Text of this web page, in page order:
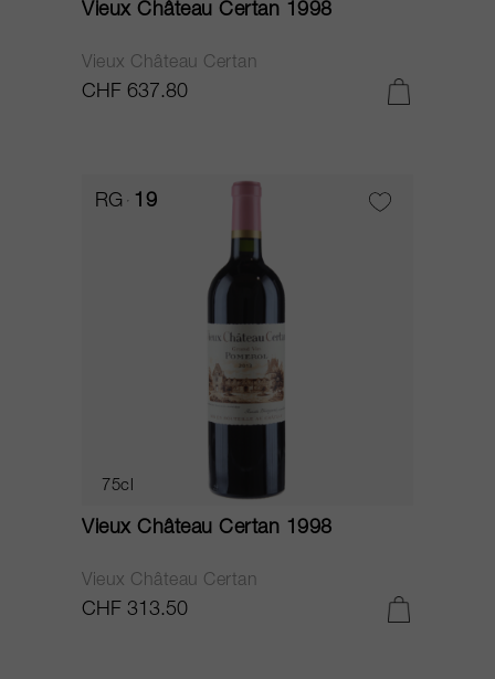
Vieux Château Certan 1998
Vieux Château Certan
CHF 637.80
RG 19
75cl
Vieux Château Certan 1998
Vieux Château Certan
CHF 313.50